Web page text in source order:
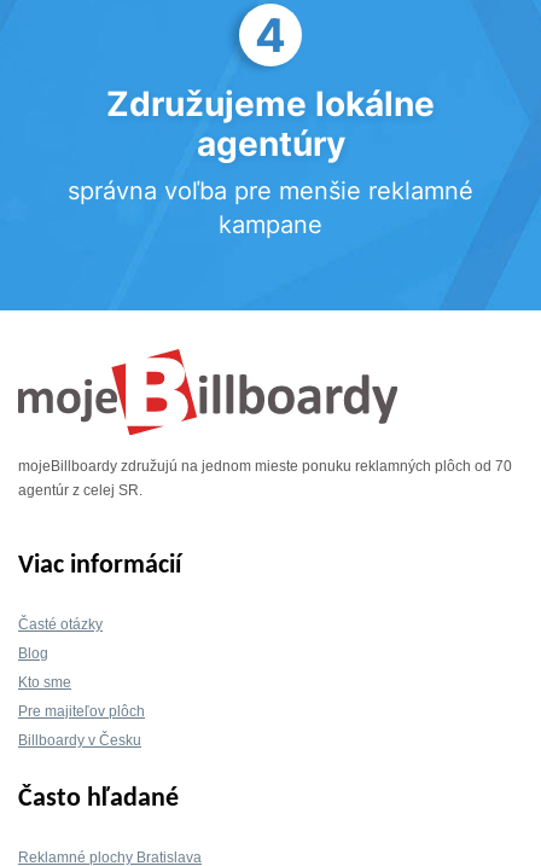
4
Združujeme lokálne
agentúry
správna voľba pre menšie reklamné
kampane
mojeBillboardy združujú na jednom mieste ponuku reklamných plôch od 70
agentúr z celej SR.
Viac informácií
Časté otázky
Blog
Kto sme
Pre majiteľov plôch
Billboardy v Česku
Často hľadané
Reklamné plochy Bratislava